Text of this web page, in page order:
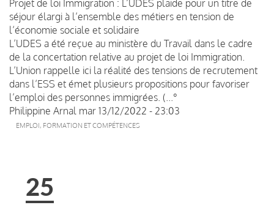
Projet de loi Immigration : L’UDES plaide pour un titre de
séjour élargi à l’ensemble des métiers en tension de
l’économie sociale et solidaire
L’UDES a été reçue au ministère du Travail dans le cadre
de la concertation relative au projet de loi Immigration.
L’Union rappelle ici la réalité des tensions de recrutement
dans l’ESS et émet plusieurs propositions pour favoriser
l’emploi des personnes immigrées. (...°
Philippine Arnal mar 13/12/2022 - 23:03
EMPLOI, FORMATION ET COMPÉTENCES
25